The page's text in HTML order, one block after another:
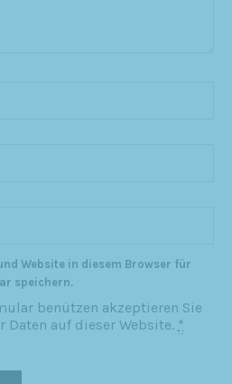
Website in diesem Browser für
speichern.
benützen akzeptieren Sie
Daten auf dieser Website. *